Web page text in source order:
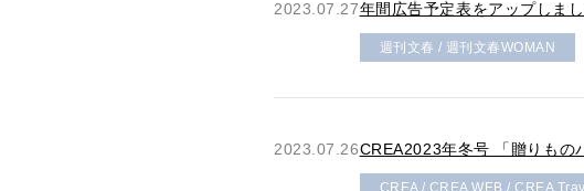
2023.07.27年間広告予定表をアップしま
週刊文春 / 週刊文春WOMAN
2023.07.26CREA2023年冬号 「贈りもの
CREA / CREA WEB / CREA